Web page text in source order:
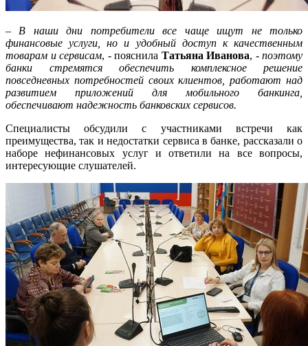
– В наши дни потребители все чаще
ищут не только
финансовые услуги, но и удобный доступ к качественным
товарам и сервисам, - пояснила Татьяна Иванова, - поэтому
банки стремятся обеспечить комплексное решение
повседневных потребностей своих клиентов, работают над
развитием приложений для мобильного банкинга,
обеспечивают надежность банковских сервисов.
Специалисты обсудили с участниками встречи как
преимущества, так и недостатки сервиса в банке, рассказали о
наборе нефинансовых услуг и ответили на все вопросы,
интересующие слушателей.